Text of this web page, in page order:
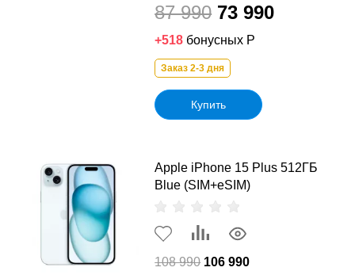
87 990 73 990
+518 бонусных Р
Заказ 2-3 дня
Купить
Apple iPhone 15 Plus 512ГБ
Blue (SIM+eSIM)
108 990 106 990